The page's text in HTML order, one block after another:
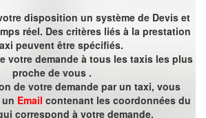
disposition un système de Devis et
réel. Des critères liés à la prestation
peuvent être spécifiés.
votre demande à tous les taxis les plus
proche de vous .
de votre demande par un taxi, vous
Email contenant les coordonnées du
correspond à votre demande.